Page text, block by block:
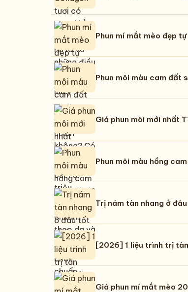
Phun mí mắt mèo đẹp
Phun môi màu cam đất
Giá phun môi mới nhất
Phun môi màu hồng
Trị nám tàn nhang ở
[2026] 1 liệu trình trị
Giá phun mí mắt mèo